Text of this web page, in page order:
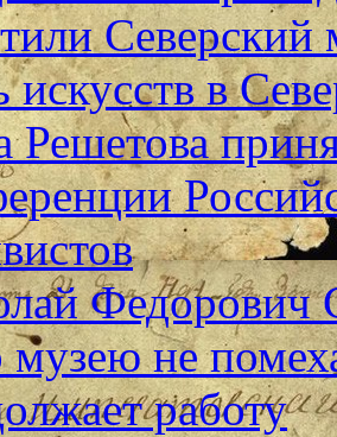
Северский
искусств в
Решетова
Федорович
музею не
работу